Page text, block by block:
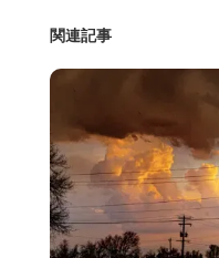
関連記事